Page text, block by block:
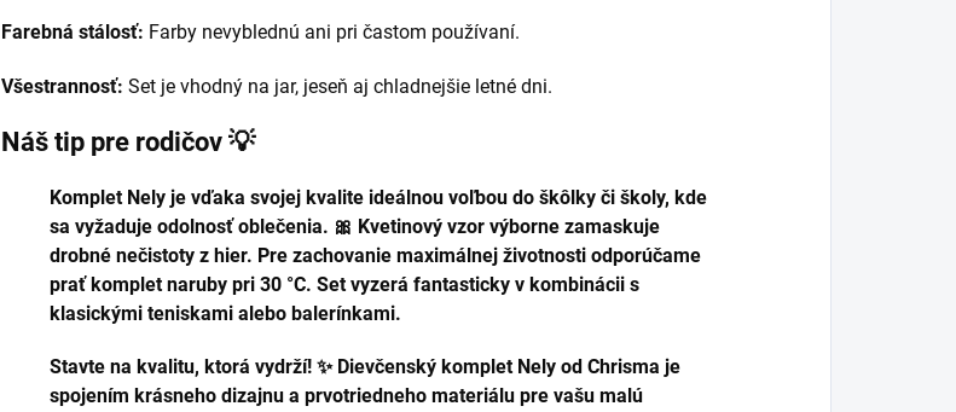
Farebná stálosť: Farby nevyblednú ani pri častom používaní.
Všestrannosť: Set je vhodný na jar, jeseň aj chladnejšie letné dni.
Náš tip pre rodičov 💡
Komplet Nely je vďaka svojej kvalite ideálnou voľbou do škôlky či školy, kde
sa vyžaduje odolnosť oblečenia. 🎀 Kvetinový vzor výborne zamaskuje
drobné nečistoty z hier. Pre zachovanie maximálnej životnosti odporúčame
prať komplet naruby pri 30 °C. Set vyzerá fantasticky v kombinácii s
klasickými teniskami alebo balerínkami.
Stavte na kvalitu, ktorá vydrží! ✨ Dievčenský komplet Nely od Chrisma je
spojením krásneho dizajnu a prvotriedneho materiálu pre vašu malú